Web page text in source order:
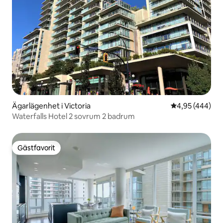
Ägarlägenhet i Victoria 4,95 av 5 i
4,95 (444)
Waterfalls Hotel 2 sovrum 2 badrum
Gästfavorit
Gästfavorit